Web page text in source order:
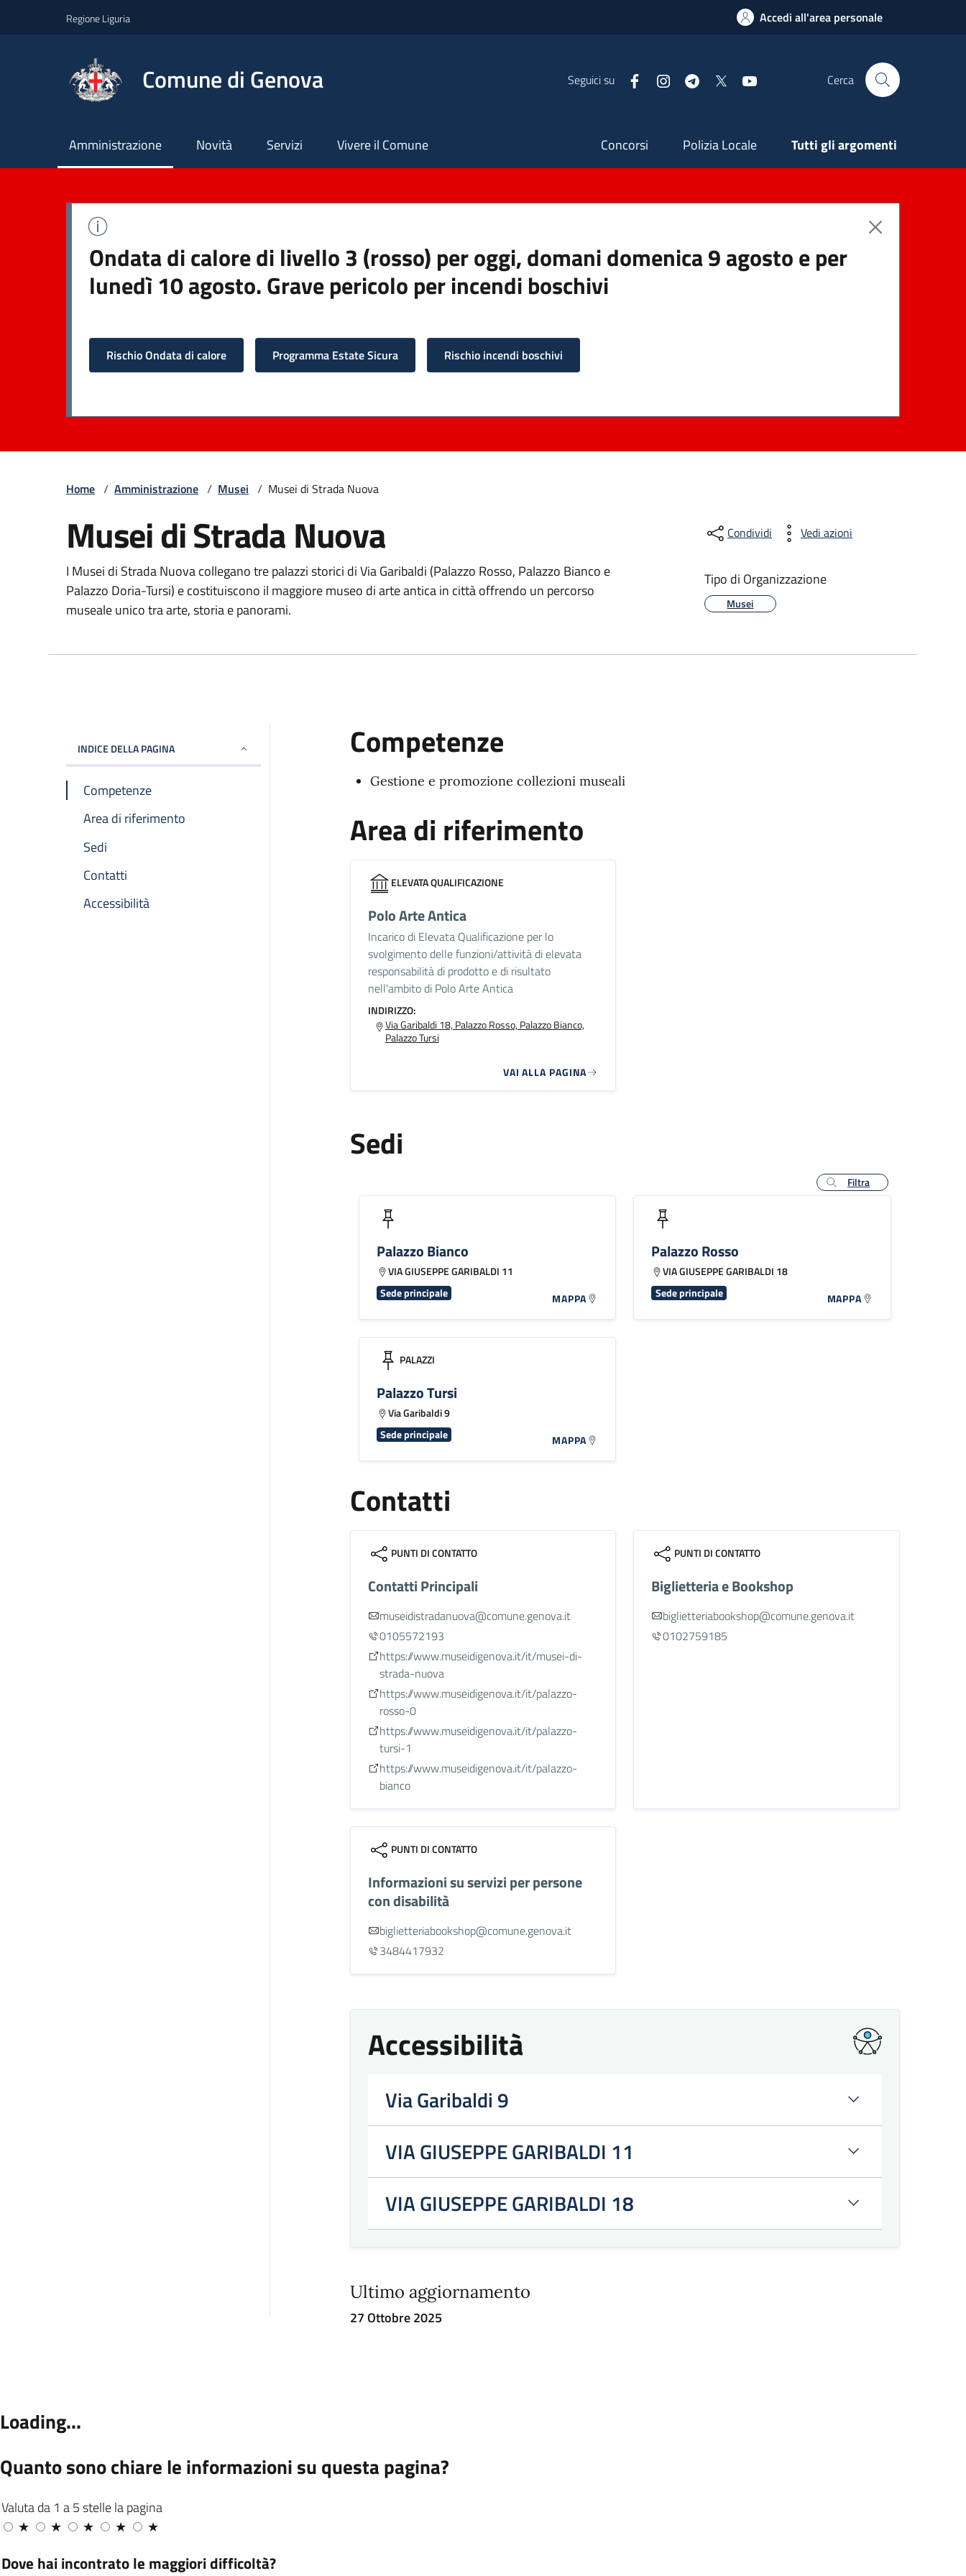
Regione Liguria Accedi all'area personale
Comune di Genova Seguici su FacebookInstagramTelegram Cerca
Principale
Amministrazione Novità Servizi Vivere il Comune Secondaria
Concorsi Polizia Locale Tutti gli argomenti
Ondata di calore di livello 3 (rosso) per oggi, domani domenica 9 agosto e per
lunedì 10 agosto. Grave pericolo per incendi boschivi
Rischio Ondata di calore Programma Estate Sicura Rischio incendi boschivi
Home / Amministrazione / Musei / Musei di Strada Nuova
Musei di Strada Nuova
I Musei di Strada Nuova collegano tre palazzi storici di Via Garibaldi (Palazzo Rosso, Palazzo Bianco e
Palazzo Doria-Tursi) e costituiscono il maggiore museo di arte antica in città offrendo un percorso
museale unico tra arte, storia e panorami.
Condividi Vedi azioni
Tipo di Organizzazione
Musei
INDICE DELLA PAGINA
Competenze
Area di riferimento
Sedi
Contatti
Accessibilità
Competenze
Gestione e promozione collezioni museali
Area di riferimento
ELEVATA QUALIFICAZIONE
Polo Arte Antica
Incarico di Elevata Qualificazione per lo
svolgimento delle funzioni/attività di elevata
responsabilità di prodotto e di risultato
nell'ambito di Polo Arte Antica
INDIRIZZO:
Via Garibaldi 18, Palazzo Rosso, Palazzo Bianco,
Palazzo Tursi
VAI ALLA PAGINA
Sedi
Filtra
Palazzo Bianco
VIA GIUSEPPE GARIBALDI 11
Sede principale MAPPA
Palazzo Rosso
VIA GIUSEPPE GARIBALDI 18
Sede principale MAPPA
PALAZZI
Palazzo Tursi
Via Garibaldi 9
Sede principale MAPPA
Contatti
PUNTI DI CONTATTO
Contatti Principali
museidistradanuova@comune.genova.it
0105572193
https://www.museidigenova.it/it/musei-di-
strada-nuova
https://www.museidigenova.it/it/palazzo-
rosso-0
https://www.museidigenova.it/it/palazzo-
tursi-1
https://www.museidigenova.it/it/palazzo-
bianco
PUNTI DI CONTATTO
Biglietteria e Bookshop
biglietteriabookshop@comune.genova.it
0102759185
PUNTI DI CONTATTO
Informazioni su servizi per persone
con disabilità
biglietteriabookshop@comune.genova.it
3484417932
Accessibilità
Via Garibaldi 9
VIA GIUSEPPE GARIBALDI 11
VIA GIUSEPPE GARIBALDI 18
Ultimo aggiornamento
27 Ottobre 2025